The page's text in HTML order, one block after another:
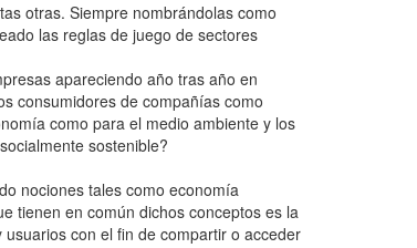
otras. Siempre nombrándolas como
las reglas de juego de sectores
apareciendo año tras año en
consumidores de compañías como
como para el medio ambiente y los
sostenible?
nociones tales como economía
tienen en común dichos conceptos es la
con el fin de compartir o acceder